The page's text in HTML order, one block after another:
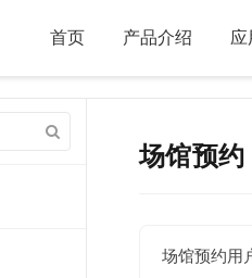
首页 产品介绍 应
场馆预约
场馆预约用